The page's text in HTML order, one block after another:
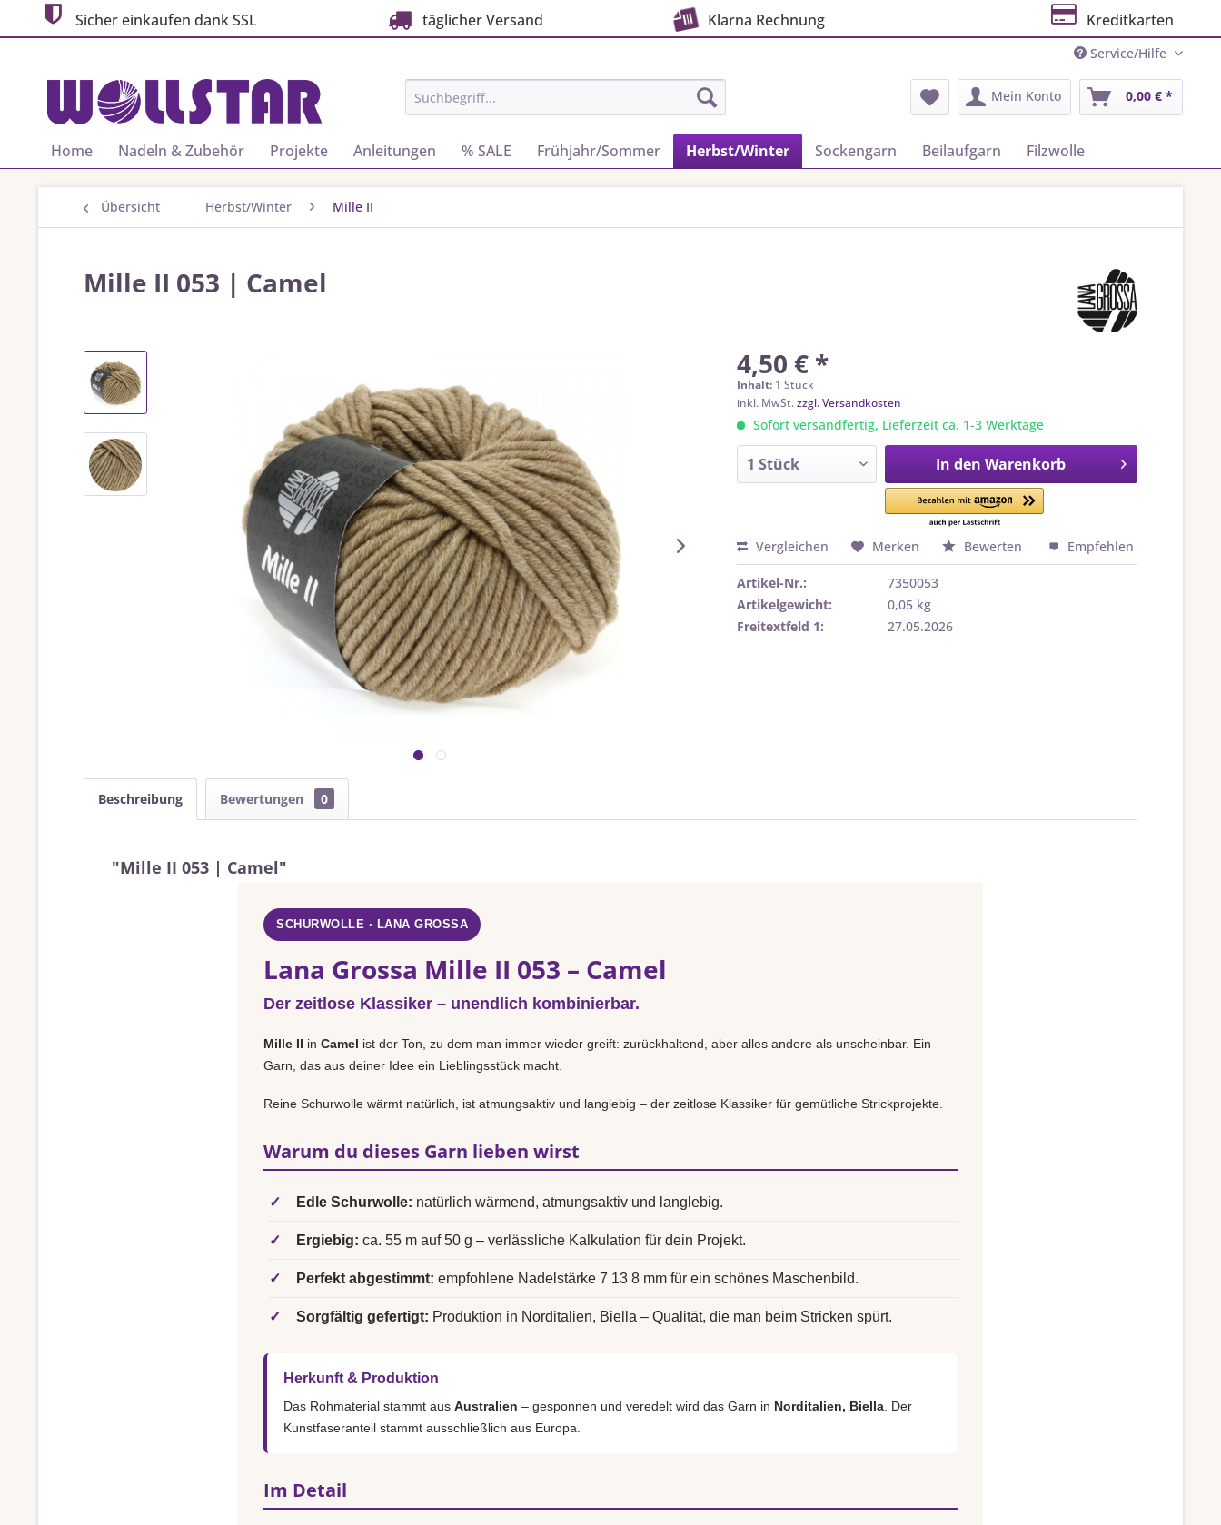
Sicher einkaufen dank SSL täglicher Versand Klarna Rechnung Kreditkarten
Service/Hilfe
Mein Konto 0,00 € *
Home Nadeln & Zubehör Projekte Anleitungen % SALE Frühjahr/Sommer Herbst/Winter Sockengarn Beilaufgarn Filzwolle
Übersicht Herbst/Winter Mille II
Mille II 053 | Camel
4,50 € *
Inhalt: 1 Stück
inkl. MwSt.zzgl. Versandkosten
Sofort versandfertig, Lieferzeit ca. 1-3 Werktage
In den Warenkorb
Vergleichen Merken Bewerten Empfehlen
Artikel-Nr.:
7350053
Artikelgewicht:
0,05 kg
Freitextfeld 1:
27.05.2026
Beschreibung Bewertungen 0
"Mille II 053 | Camel"
SCHURWOLLE · LANA GROSSA
Lana Grossa Mille II 053 – Camel
Der zeitlose Klassiker – unendlich kombinierbar.
Mille II in Camel ist der Ton, zu dem man immer wieder greift: zurückhaltend, aber alles andere als unscheinbar. Ein
Garn, das aus deiner Idee ein Lieblingsstück macht.
Reine Schurwolle wärmt natürlich, ist atmungsaktiv und langlebig – der zeitlose Klassiker für gemütliche Strickprojekte.
Warum du dieses Garn lieben wirst
✓ Edle Schurwolle: natürlich wärmend, atmungsaktiv und langlebig.
✓ Ergiebig: ca. 55 m auf 50 g – verlässliche Kalkulation für dein Projekt.
✓ Perfekt abgestimmt: empfohlene Nadelstärke 7 13 8 mm für ein schönes Maschenbild.
✓ Sorgfältig gefertigt: Produktion in Norditalien, Biella – Qualität, die man beim Stricken spürt.
Herkunft & Produktion
Das Rohmaterial stammt aus Australien – gesponnen und veredelt wird das Garn in Norditalien, Biella . Der
Kunstfaseranteil stammt ausschließlich aus Europa.
Im Detail